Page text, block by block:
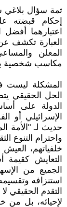
ثمة سؤال بلاغي
إحكام قبضته
اعتبارهما
العبارة تكشف
المعلن
مكاسب شخصية
المشكلة ليست
الحل الحقيقي
الدولة على
الإسرائيلي أو
حديث لـ "الأمة
واحترام التنوع
خلفياتهم،
التعايش
الجميع من
استنزافه
التقدم الحقيقي
لإحيائه، بل من